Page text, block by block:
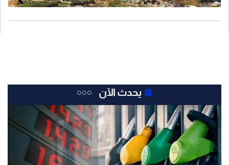
يحدث الآن